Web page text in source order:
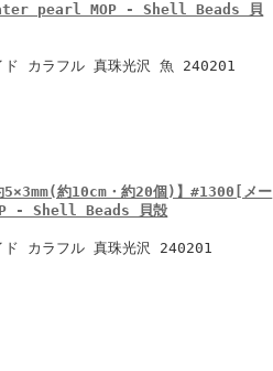
pearl MOP - Shell Beads 貝
ド カラフル 真珠光沢 魚 240201
約10cm・約20個)】#1300[メー
- Shell Beads 貝殻
ド カラフル 真珠光沢 240201